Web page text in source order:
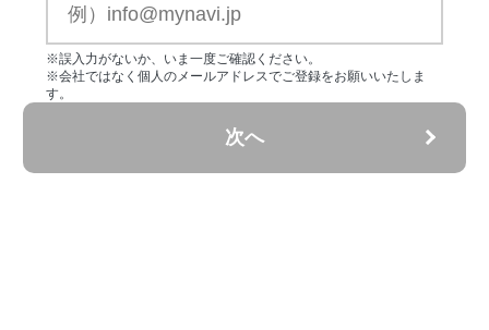
※誤入力がないか、いま一度ご確認ください。
※会社ではなく個人のメールアドレスでご登録をお願いいたしま
す。
次へ